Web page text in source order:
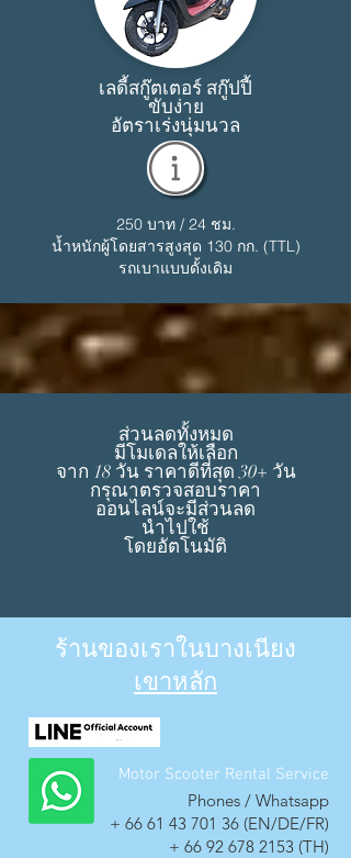
เลดี้สกู๊ตเตอร์ สกู๊ปปี้
ขับง่าย
อัตราเร่งนุ่มนวล
250 บาท / 24 ชม.
น้ำหนักผู้โดยสารสูงสุด 130 กก. (TTL)
รถเบาแบบดั้งเดิม
ส่วนลดทั้งหมด
มีโมเดลให้เลือก
จาก 18 วัน ราคาดีที่สุด 30+ วัน
กรุณาตรวจสอบราคา
ออนไลน์จะมีส่วนลด
นำไปใช้
โดยอัตโนมัติ
ร้านของเราในบางเนียง
เขาหลัก
Motor Scooter Rental Service
Phones / Whatsapp
+ 66 61 43 701 36 (EN/DE/FR)
+ 66 92 678 2153 (TH)